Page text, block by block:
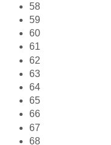
58
59
60
61
62
63
64
65
66
67
68